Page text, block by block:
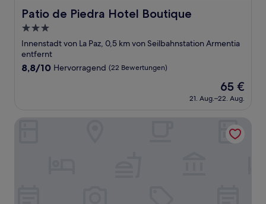
Patio de Piedra Hotel Boutique
Patio de Piedra Hotel Boutique
3.0-
Sterne-
Unterkunft
Innenstadt von La Paz, 0,5 km von Seilbahnstation Armentia
entfernt
8.8
Bewertungen)
8,8/10 Hervorragend (22 Bewertungen)
Der
Preis
beträgt
65 €
21. Aug.–22. Aug.